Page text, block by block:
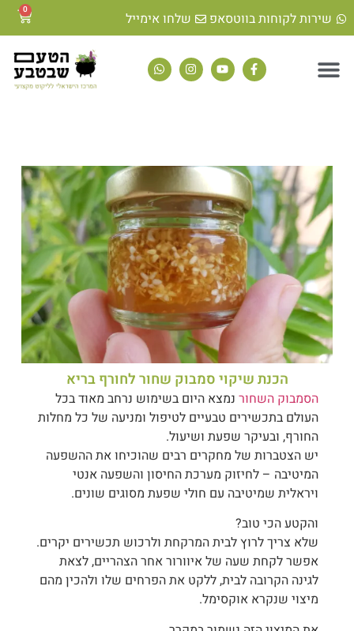
שירות לקוחות בווטסאפ שלחו אימייל 0
הכנת שיקוי סמבוק שחור לחורף בריא
הסמבוק השחורנמצא היום בשימוש נרחב מאוד בכל
העולם בתכשירים טבעיים לטיפול ומניעה של כל מחלות
החורף, ובעיקר שפעת ושיעול.
יש הצטברות של מחקרים רבים שהוכיחו את ההשפעה
המיטיבה – לחיזוק מערכת החיסון והשפעה אנטי
ויראלית שמיטיבה עם חולי שפעת מסוגים שונים.
והקטע הכי טוב?
שלא צריך לרוץ לבית המרקחת ולרכוש תכשירים יקרים.
אפשר לקחת שעה של איוורור אחר הצהריים, לצאת
לגינה הקרובה לבית, ללקט את הפרחים שלו ולהכין מהם
מיצוי שנקרא אוקסימל.